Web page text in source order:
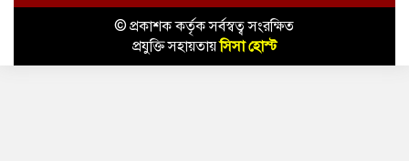
© প্রকাশক কর্তৃক সর্বস্বত্ব সংরক্ষিত
প্রযুক্তি সহায়তায়সিসা হোস্ট